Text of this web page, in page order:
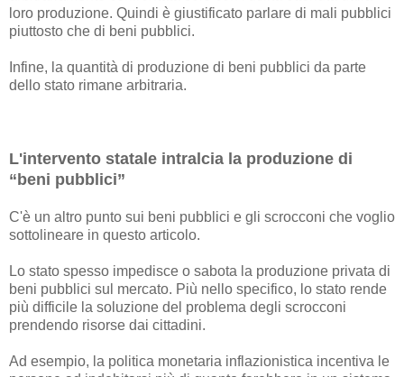
loro produzione. Quindi è giustificato parlare di mali pubblici
piuttosto che di beni pubblici.
Infine, la quantità di produzione di beni pubblici da parte
dello stato rimane arbitraria.
L'intervento statale intralcia la produzione di
“beni pubblici”
C'è un altro punto sui beni pubblici e gli scrocconi che voglio
sottolineare in questo articolo.
Lo stato spesso impedisce o sabota la produzione privata di
beni pubblici sul mercato. Più nello specifico, lo stato rende
più difficile la soluzione del problema degli scrocconi
prendendo risorse dai cittadini.
Ad esempio, la politica monetaria inflazionistica incentiva le